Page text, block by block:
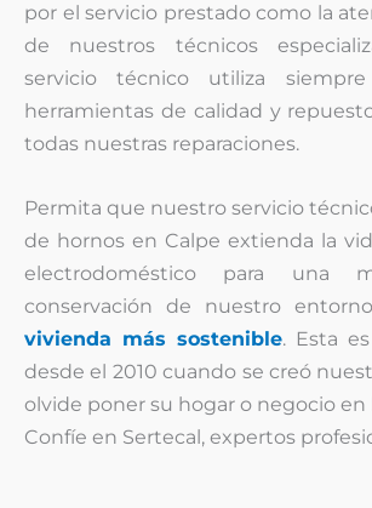
por el servicio prestado como la
de nuestros técnicos
servicio técnico utiliza
herramientas de calidad y
todas nuestras reparaciones.
Permita que nuestro servicio
de hornos en Calpe extienda la
electrodoméstico para una
conservación de nuestro
vivienda más sostenible. Esta
desde el 2010 cuando se creó
olvide poner su hogar o negocio en
Confíe en Sertecal, expertos